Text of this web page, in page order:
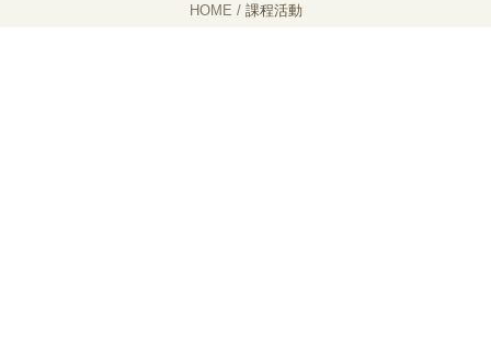
HOME 課程活動